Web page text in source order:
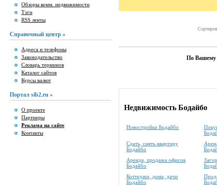
Обзоры комм. недвижимости
Тэги
RSS ленты
Справочный центр »
Адреса и телефоны
Законодательство
Словарь терминов
Каталог сайтов
Курсы валют
Портал sib2.ru »
О проекте
Партнеры
Реклама на сайте
Контакты
По Вашему
Недвижимость Бодайбо
Новостройки Бодайбо
Сдать, снять квартиру
Бодайбо
Аренда, продажа офисов
Бодайбо
Коттеджи, дома, дачи
Бодайбо